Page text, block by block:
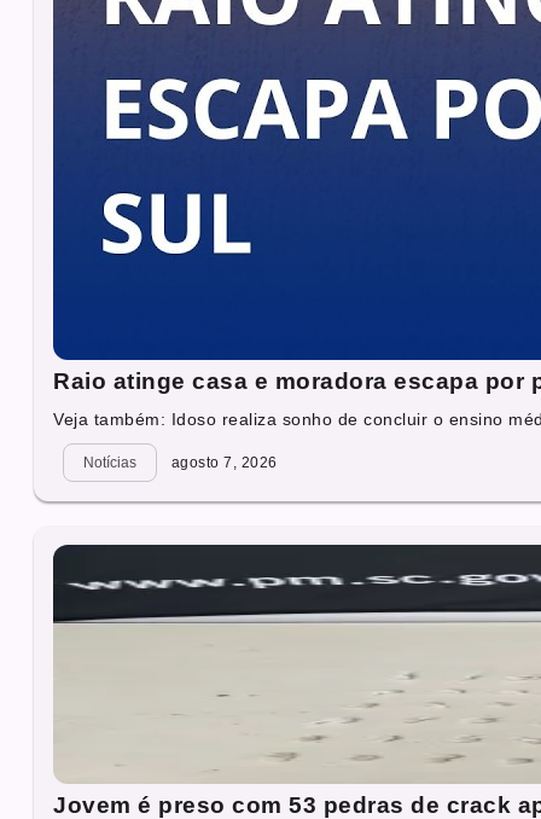
Raio atinge casa e moradora escapa por
Veja também: Idoso realiza sonho de concluir o ensino
Notícias agosto 7, 2026
Jovem é preso com 53 pedras de crack